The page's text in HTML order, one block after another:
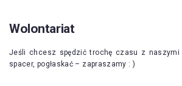
Wolontariat
Jeśli chcesz spędzić trochę czasu z naszymi
spacer, pogłaskać – zapraszamy : )